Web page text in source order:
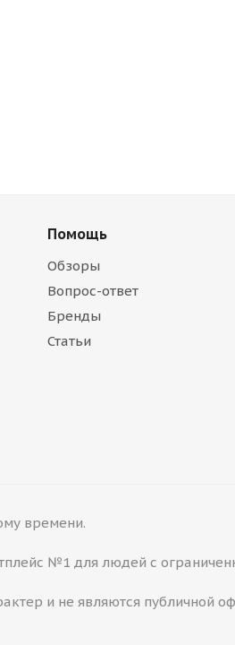
Помощь
Обзоры
Вопрос-ответ
Бренды
Статьи
времени.
№1 для людей с
и не являются публичной